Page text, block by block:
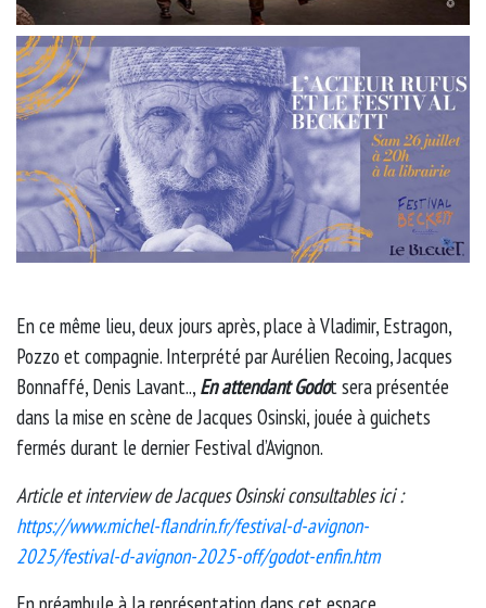
En ce même lieu, deux jours après, place à Vladimir, Estragon,
Pozzo et compagnie. Interprété par Aurélien Recoing, Jacques
Bonnaffé, Denis Lavant.., En attendant Godot sera présentée
dans la mise en scène de Jacques Osinski, jouée à guichets
fermés durant le dernier Festival d’Avignon.
Article et interview de Jacques Osinski consultables ici :
https://www.michel-flandrin.fr/festival-d-avignon-
2025/festival-d-avignon-2025-off/godot-enfin.htm